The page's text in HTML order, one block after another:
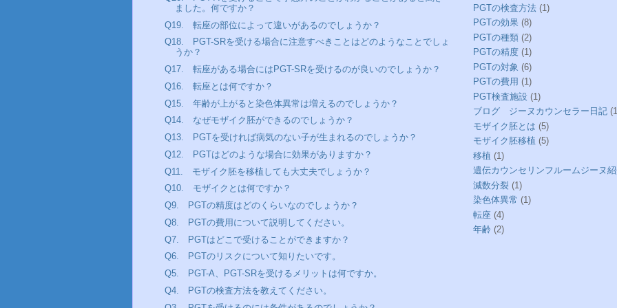
ました。何ですか？
Q19. 転座の部位によって違いがあるのでしょうか？
Q18. PGT-SRを受ける場合に注意すべきことはどのようなことでしょ
うか？
Q17. 転座がある場合にはPGT-SRを受けるのが良いのでしょうか？
Q16. 転座とは何ですか？
Q15. 年齢が上がると染色体異常は増えるのでしょうか？
Q14. なぜモザイク胚ができるのでしょうか？
Q13. PGTを受ければ病気のない子が生まれるのでしょうか？
Q12. PGTはどのような場合に効果がありますか？
Q11. モザイク胚を移植しても大丈夫でしょうか？
Q10. モザイクとは何ですか？
Q9. PGTの精度はどのくらいなのでしょうか？
Q8. PGTの費用について説明してください。
Q7. PGTはどこで受けることができますか？
Q6. PGTのリスクについて知りたいです。
Q5. PGT-A、PGT-SRを受けるメリットは何ですか。
Q4. PGTの検査方法を教えてください。
PGTの検査方法 (1)
PGTの効果 (8)
PGTの種類 (2)
PGTの精度 (1)
PGTの対象 (6)
PGTの費用 (1)
PGT検査施設 (1)
ブログ ジーヌカウンセラー日記
モザイク胚とは (5)
モザイク胚移植 (5)
移植 (1)
遺伝カウンセリンフルームジーヌ
減数分裂 (1)
染色体異常 (1)
転座 (4)
年齢 (2)